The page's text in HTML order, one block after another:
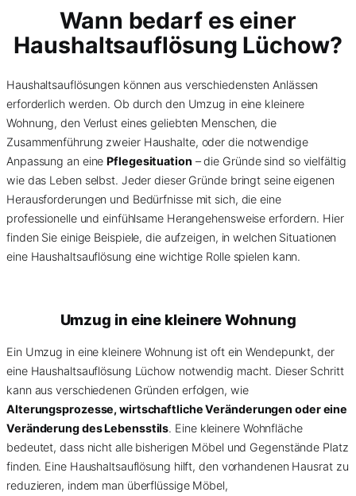
Wann bedarf es einer
Haushaltsauflösung Lüchow?
Haushaltsauflösungen können aus verschiedensten Anlässen
erforderlich werden. Ob durch den Umzug in eine kleinere
Wohnung, den Verlust eines geliebten Menschen, die
Zusammenführung zweier Haushalte, oder die notwendige
Anpassung an einePflegesituation – die Gründe sind so vielfältig
wie das Leben selbst. Jeder dieser Gründe bringt seine eigenen
Herausforderungen und Bedürfnisse mit sich, die eine
professionelle und einfühlsame Herangehensweise erfordern. Hier
finden Sie einige Beispiele, die aufzeigen, in welchen Situationen
eine Haushaltsauflösung eine wichtige Rolle spielen kann.
Umzug in eine kleinere Wohnung
Ein Umzug in eine kleinere Wohnung ist oft ein Wendepunkt, der
eine Haushaltsauflösung Lüchow notwendig macht. Dieser Schritt
kann aus verschiedenen Gründen erfolgen, wie
Alterungsprozesse, wirtschaftliche Veränderungen oder eine
Veränderung des Lebensstils. Eine kleinere Wohnfläche
bedeutet, dass nicht alle bisherigen Möbel und Gegenstände Platz
finden. Eine Haushaltsauflösung hilft, den vorhandenen Hausrat zu
reduzieren, indem man überflüssige Möbel,